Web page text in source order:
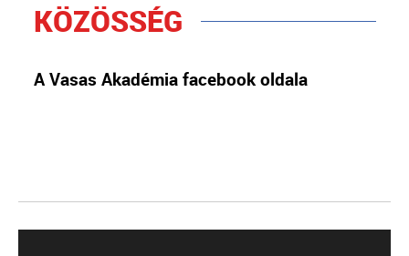
KÖZÖSSÉG
A Vasas Akadémia facebook oldala